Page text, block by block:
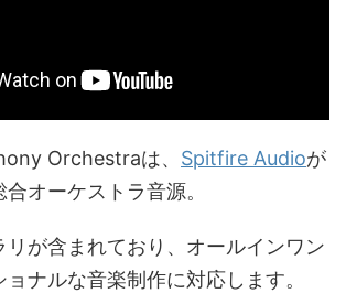
Orchestraは、 Spitfire Audioが
オーケストラ音源。
リが含まれており、オールインワン
ナルな音楽制作に対応します。